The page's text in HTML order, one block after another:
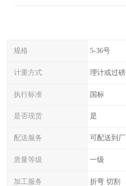
规格 5-36号
计重方式 理计或过磅
执行标准 国标
是否现货 是
配送服务 可配送到厂
质量等级 一级
加工服务 折弯 切割